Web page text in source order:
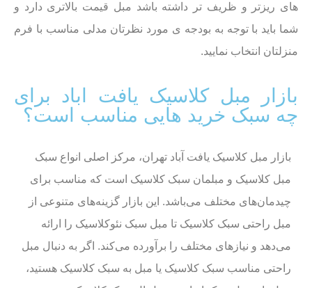
های ریزتر و ظریف تر داشته باشد مبل قیمت بالاتری دارد و
شما باید با توجه به بودجه ی مورد نظرتان مدلی مناسب با فرم
‌منزلتان انتخاب نمایید.
بازار مبل کلاسیک یافت اباد برای
چه سبک خرید هایی مناسب است؟
بازار مبل کلاسیک یافت آباد تهران، مرکز اصلی انواع سبک
مبل کلاسیک و مبلمان سبک کلاسیک است که مناسب برای
چیدمان‌های مختلف می‌باشد. این بازار گزینه‌های متنوعی از
مبل راحتی سبک کلاسیک تا مبل سبک نئوکلاسیک را ارائه
می‌دهد و نیازهای مختلف را برآورده می‌کند. اگر به دنبال مبل
راحتی مناسب سبک کلاسیک یا مبل به سبک کلاسیک هستید،